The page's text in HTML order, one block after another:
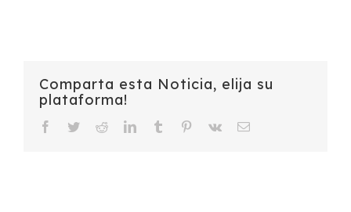
Comparta esta Noticia, elija su
plataforma!
Facebook
TwitterRedditLinkedInTumblr Pinterest
Vk Email